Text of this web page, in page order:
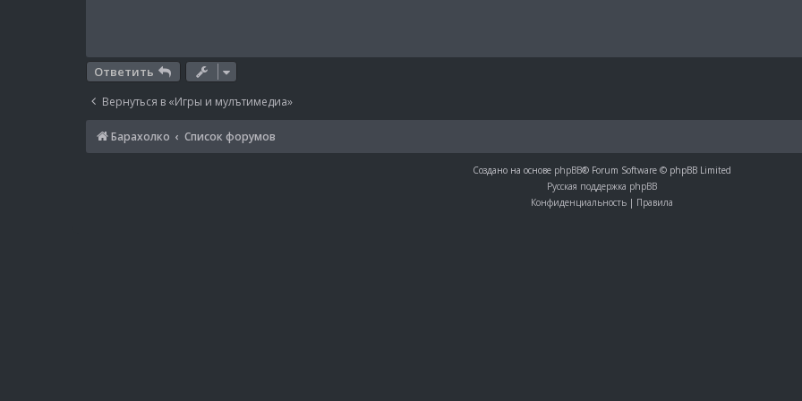
Ответить
Вернуться в «Игры и мулътимедиа»
Барахолко Список форумов
Создано на основе phpBB® Forum Software © phpBB Limited
Русская поддержка phpBB
Конфиденциальность| Правила